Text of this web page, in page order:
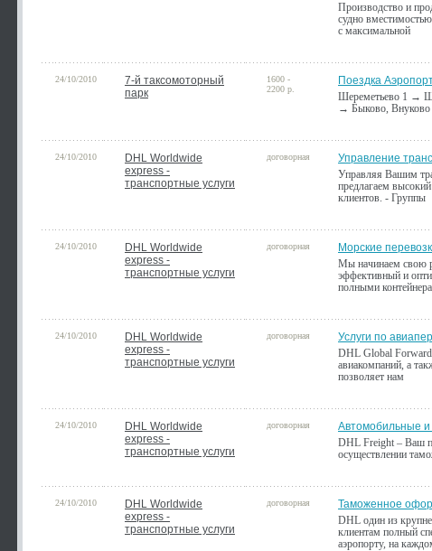
Производство и
судно
с максимальной
24/10/2010
7-й таксомоторный
парк
1600 -
2200 р.
Поездка
Шереметьево 1 →
→ Быково,
24/10/2010
DHL Worldwide
express -
транспортные услуги
договорная
Управление
Управляя Вашим
предлагаем
клиентов. - Группы
24/10/2010
DHL Worldwide
express -
транспортные услуги
договорная
Морские
Мы начинаем свою
эффективный и
полными
24/10/2010
DHL Worldwide
express -
транспортные услуги
договорная
Услуги по
DHL Global
авиакомпаний, а
позволяет нам
24/10/2010
DHL Worldwide
express -
транспортные услуги
договорная
Автомобильные
DHL Freight – Ваш
осуществлении
24/10/2010
DHL Worldwide
express -
транспортные услуги
договорная
Таможенное
DHL один из
клиентам полный
аэропорту, на